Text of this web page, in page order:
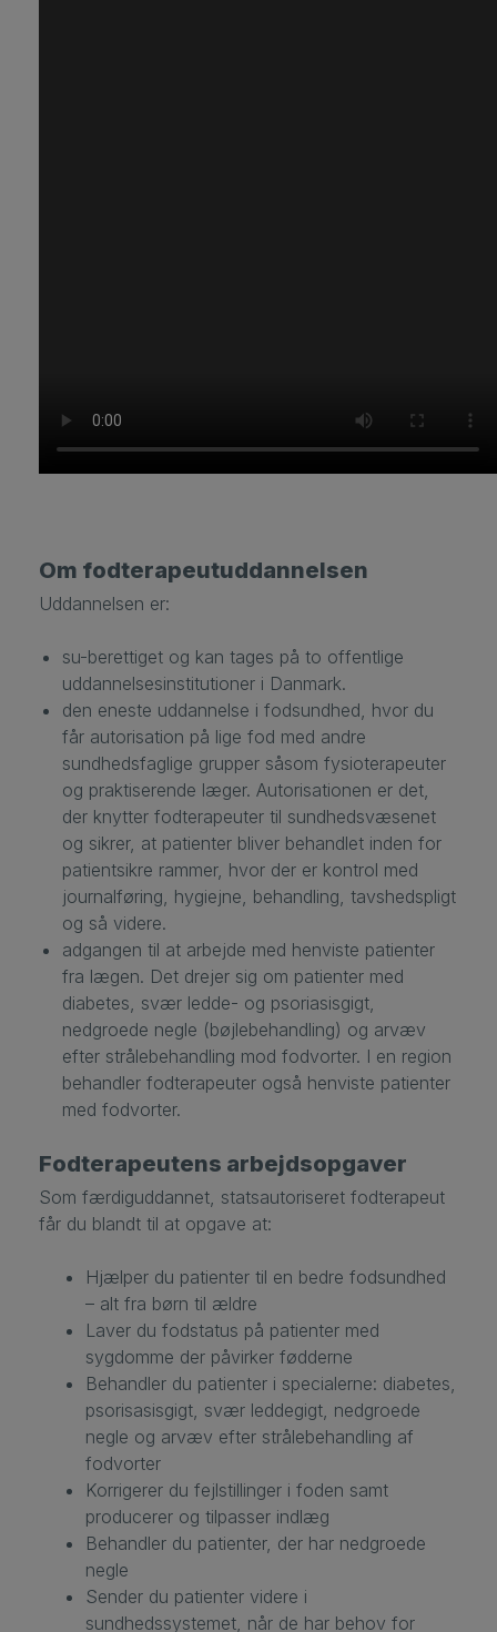
Om fodterapeutuddannelsen
Uddannelsen er:
su-berettiget og kan tages på to offentlige
uddannelsesinstitutioner i Danmark.
den eneste uddannelse i fodsundhed, hvor du
får autorisation på lige fod med andre
sundhedsfaglige grupper såsom fysioterapeuter
og praktiserende læger. Autorisationen er det,
der knytter fodterapeuter til sundhedsvæsenet
og sikrer, at patienter bliver behandlet inden for
patientsikre rammer, hvor der er kontrol med
journalføring, hygiejne, behandling, tavshedspligt
og så videre.
adgangen til at arbejde med henviste patienter
fra lægen. Det drejer sig om patienter med
diabetes, svær ledde- og psoriasisgigt,
nedgroede negle (bøjlebehandling) og arvæv
efter strålebehandling mod fodvorter. I en region
behandler fodterapeuter også henviste patienter
med fodvorter.
Fodterapeutens arbejdsopgaver
Som færdiguddannet, statsautoriseret fodterapeut
får du blandt til at opgave at:
Hjælper du patienter til en bedre fodsundhed
– alt fra børn til ældre
Laver du fodstatus på patienter med
sygdomme der påvirker fødderne
Behandler du patienter i specialerne: diabetes,
psorisasisgigt, svær leddegigt, nedgroede
negle og arvæv efter strålebehandling af
fodvorter
Korrigerer du fejlstillinger i foden samt
producerer og tilpasser indlæg
Behandler du patienter, der har nedgroede
negle
Sender du patienter videre i
sundhedssystemet, når de har behov for